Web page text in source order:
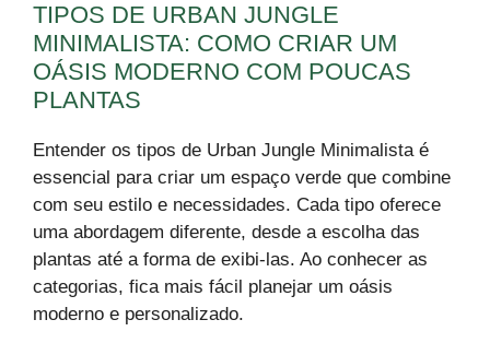
TIPOS DE URBAN JUNGLE
MINIMALISTA: COMO CRIAR UM
OÁSIS MODERNO COM POUCAS
PLANTAS
Entender os tipos de Urban Jungle Minimalista é
essencial para criar um espaço verde que combine
com seu estilo e necessidades. Cada tipo oferece
uma abordagem diferente, desde a escolha das
plantas até a forma de exibi-las. Ao conhecer as
categorias, fica mais fácil planejar um oásis
moderno e personalizado.